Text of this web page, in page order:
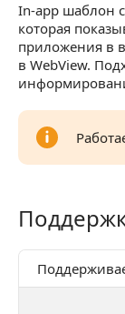
HTML
Общие
Атрибуты
Базовая
Частые
In-app шаблон
которая
приложения в
в WebView.
Поддержка